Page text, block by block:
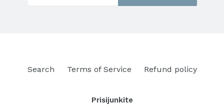
Search Terms of Service Refund policy
Prisijunkite